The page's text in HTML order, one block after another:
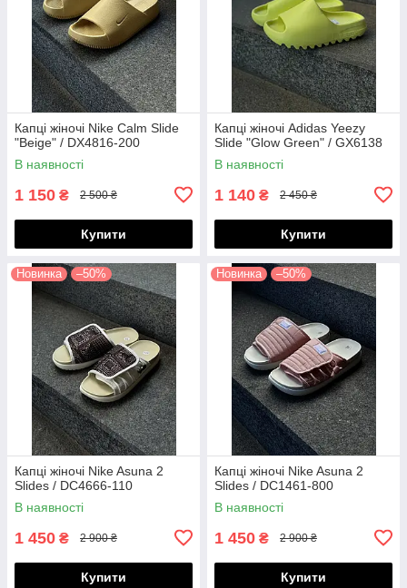
Капці жіночі Nike Calm Slide
"Beige" / DX4816-200
В наявності
1 150 ₴ 2 500 ₴
Купити
Капці жіночі Adidas Yeezy
Slide "Glow Green" / GX6138
В наявності
1 140 ₴ 2 450 ₴
Купити
Новинка –50%
Капці жіночі Nike Asuna 2
Slides / DC4666-110
В наявності
1 450 ₴ 2 900 ₴
Купити
Новинка –50%
Капці жіночі Nike Asuna 2
Slides / DC1461-800
В наявності
1 450 ₴ 2 900 ₴
Купити